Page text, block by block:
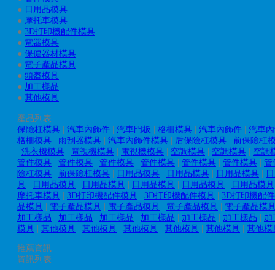
● 日用品模具
● 摩托車模具
● 3D打印機配件模具
● 電器模具
● 保健器材模具
● 電子產品模具
● 頭盔模具
● 加工樣品
● 其他模具
產品列表
保險杠模具
汽車內飾件 汽車門板 格柵模具 汽車內飾件
汽車
格柵模具
雨刮器模具 汽車內飾件模具 后保險杠模具
前保險杠
洗衣機模具 電視機模具 電視機模具 空調模具 空調模具
空調
管件模具
管件模具 管件模具 管件模具 管件模具 管件模具
管
險杠模具
前保險杠模具 日用品模具 日用品模具 日用品模具
具
日用品模具 日用品模具 日用品模具 日用品模具 日用品模具
摩托車模具
3D打印機配件模具 3D打印機配件模具
3D打印機配
品模具
電子產品模具 電子產品模具 電子產品模具
電子產品模
加工樣品
加工樣品 加工樣品 加工樣品 加工樣品 加工樣品
加
模具
其他模具 其他模具 其他模具 其他模具 其他模具 其他模
推薦資訊
資訊列表